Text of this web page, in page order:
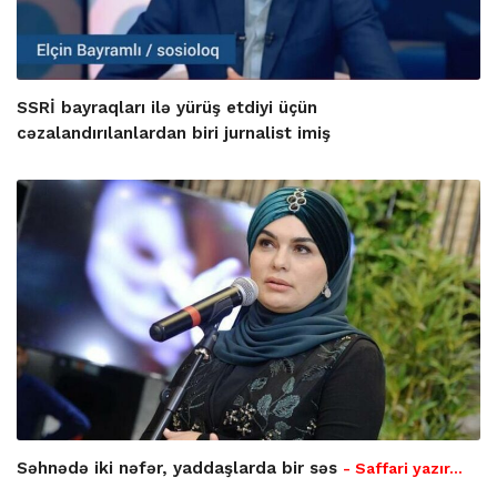
SSRİ bayraqları ilə yürüş etdiyi üçün
cəzalandırılanlardan biri jurnalist imiş
Səhnədə iki nəfər, yaddaşlarda bir səs - Saffari yazır…